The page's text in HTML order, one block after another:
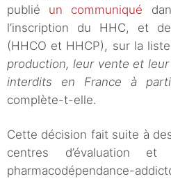
publié un communiqué
l’inscription du HHC, et
(HHCO et HHCP), sur la
production, leur vente et
interdits en France à
complète-t-elle.
Cette décision fait suite à
centres d’évaluation
pharmacodépendance-